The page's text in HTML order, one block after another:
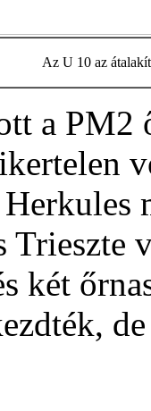
Az U 10 az
a PM2
Trieszte
két